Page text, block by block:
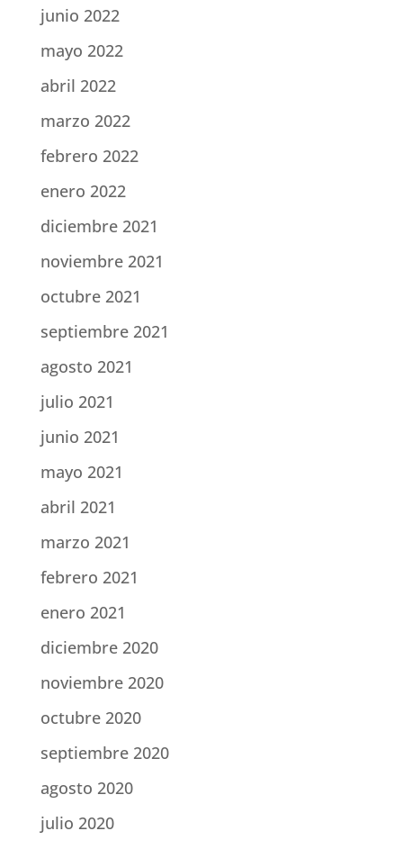
junio 2022
mayo 2022
abril 2022
marzo 2022
febrero 2022
enero 2022
diciembre 2021
noviembre 2021
octubre 2021
septiembre 2021
agosto 2021
julio 2021
junio 2021
mayo 2021
abril 2021
marzo 2021
febrero 2021
enero 2021
diciembre 2020
noviembre 2020
octubre 2020
septiembre 2020
agosto 2020
julio 2020